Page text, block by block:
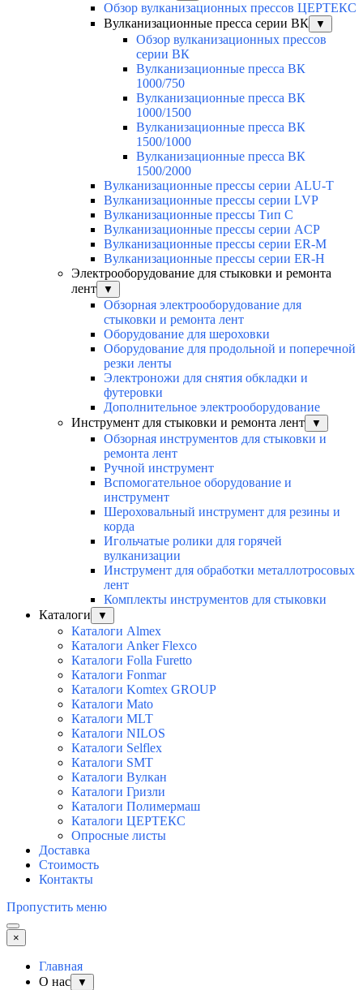
Обзор вулканизационных прессов ЦЕРТЕКС
Вулканизационные пресса серии ВК
▼
Обзор вулканизационных прессов
серии ВК
Вулканизационные пресса ВК
1000/750
Вулканизационные пресса ВК
1000/1500
Вулканизационные пресса ВК
1500/1000
Вулканизационные пресса ВК
1500/2000
Вулканизационные прессы серии ALU-T
Вулканизационные прессы серии LVP
Вулканизационные прессы Тип С
Вулканизационные прессы серии ACP
Вулканизационные прессы серии ER-M
Вулканизационные прессы серии ER-H
Электрооборудование для стыковки и ремонта
лент
▼
Обзорная электрооборудование для
стыковки и ремонта лент
Оборудование для шероховки
Оборудование для продольной и поперечной
резки ленты
Электроножи для снятия обкладки и
футеровки
Дополнительное электрооборудование
Инструмент для стыковки и ремонта лент
▼
Обзорная инструментов для стыковки и
ремонта лент
Ручной инструмент
Вспомогательное оборудование и
инструмент
Шероховальный инструмент для резины и
корда
Игольчатые ролики для горячей
вулканизации
Инструмент для обработки металлотросовых
лент
Комплекты инструментов для стыковки
Каталоги
▼
Каталоги Almex
Каталоги Anker Flexco
Каталоги Folla Furetto
Каталоги Fonmar
Каталоги Komtex GROUP
Каталоги Mato
Каталоги MLT
Каталоги NILOS
Каталоги Selflex
Каталоги SMT
Каталоги Вулкан
Каталоги Гризли
Каталоги Полимермаш
Каталоги ЦЕРТЕКС
Опросные листы
Доставка
Стоимость
Контакты
Пропустить меню
×
Главная
О нас
▼